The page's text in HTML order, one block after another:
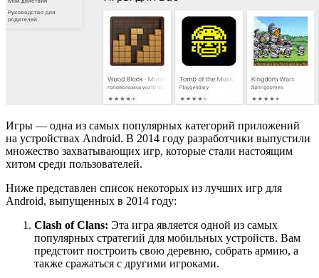
Игры — одна из самых популярных категорий приложений
на устройствах Android. В 2014 году разработчики выпустили
множество захватывающих игр, которые стали настоящим
хитом среди пользователей.
Ниже представлен список некоторых из лучших игр для
Android, выпущенных в 2014 году:
Clash of Clans: Эта игра является одной из самых
популярных стратегий для мобильных устройств. Вам
предстоит построить свою деревню, собрать армию, а
также сражаться с другими игроками.